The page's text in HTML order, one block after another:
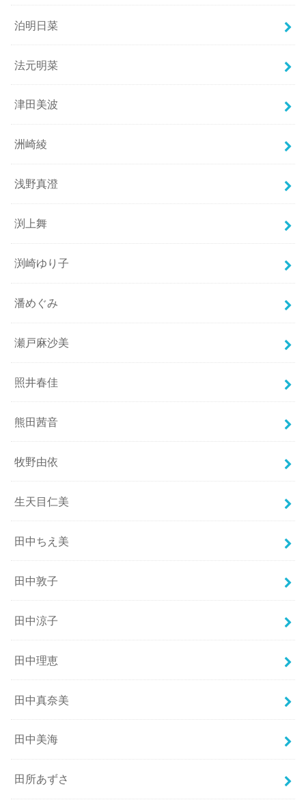
泊明日菜
法元明菜
津田美波
洲崎綾
浅野真澄
渕上舞
渕崎ゆり子
潘めぐみ
瀬戸麻沙美
照井春佳
熊田茜音
牧野由依
生天目仁美
田中ちえ美
田中敦子
田中涼子
田中理恵
田中真奈美
田中美海
田所あずさ